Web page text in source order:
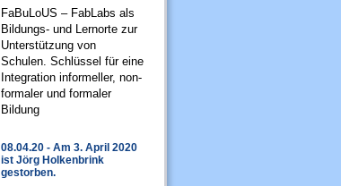
FaBuLoUS – FabLabs als
Bildungs- und Lernorte zur
Unterstützung von
Schulen. Schlüssel für eine
Integration informeller, non-
formaler und formaler
Bildung
08.04.20 - Am 3. April 2020
ist Jörg Holkenbrink
gestorben.